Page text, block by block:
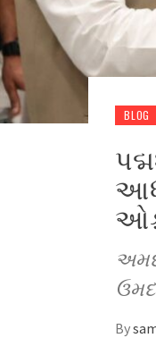
BLOG
By